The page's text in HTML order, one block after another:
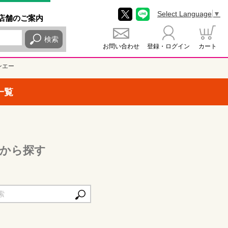
舗のご案内
検索
お問い合わせ 登録・ログイン カート
Select Language ▼
エー
覧
ら探す